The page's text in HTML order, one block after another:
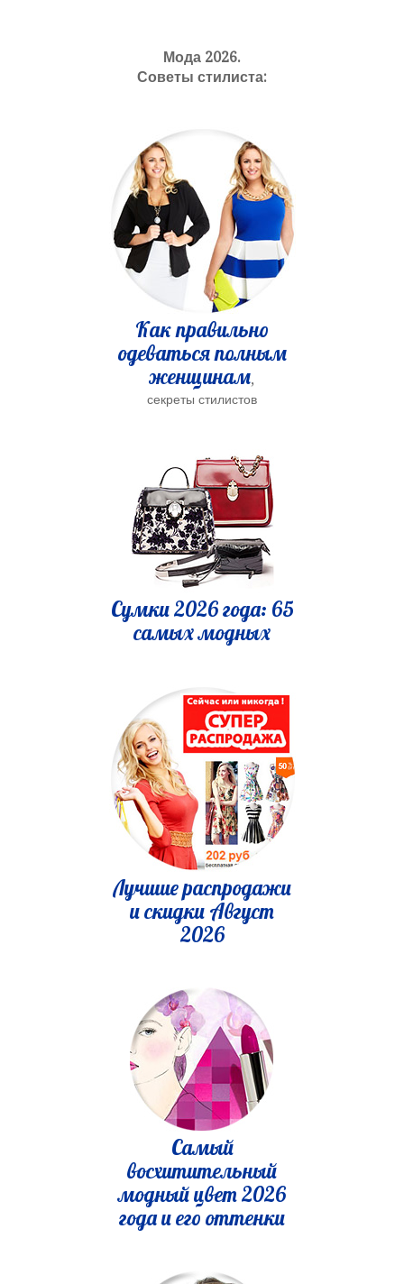
Мода 2026.
Советы стилиста:
Как правильно
одеваться полным
женщинам,
секреты стилистов
Сумки 2026 года: 65
самых модных
Лучшие распродажи
и скидки Август
2026
Самый
восхитительный
модный цвет 2026
года и его оттенки